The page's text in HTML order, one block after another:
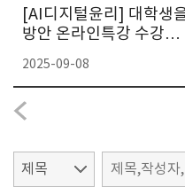
[AI디지털윤리] 대학생
방안 온라인특강 수강…
2025-09-08